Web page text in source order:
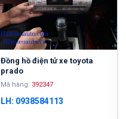
Đồng hồ điện tử xe toyota
prado
Mã hàng: 392347
LH: 0938584113